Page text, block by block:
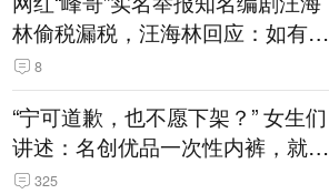
林偷税漏税，汪海林回应：如有违
法行为，相关机构自会进行评判和
处理
8
“宁可道歉，也不愿下架？” 女生们
讲述：名创优品一次性内裤，就
是“一次性社死”单品？
325